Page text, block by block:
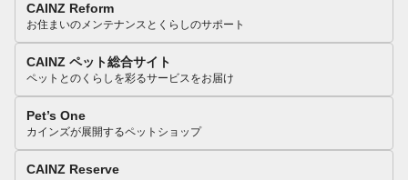
CAINZ Reform
お住まいのメンテナンスとくらしのサポート
CAINZ ペット総合サイト
ペットとのくらしを彩るサービスをお届け
Pet’s One
カインズが展開するペットショップ
CAINZ Reserve